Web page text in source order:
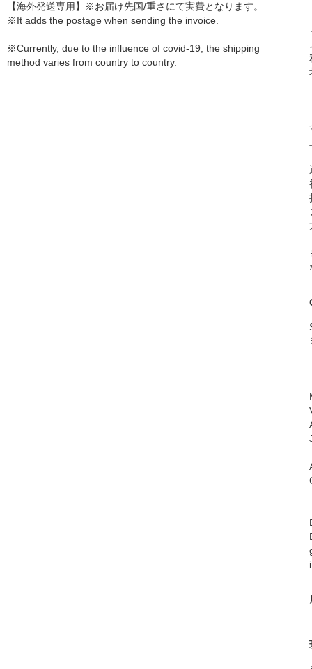
【海外発送専用】※お届け先国/重さにて実費となります。
※It adds the postage when sending the invoice.
※Currently, due to the influence of covid-19, the shipping
method varies from country to country.